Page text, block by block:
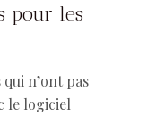
pour les
n’ont pas
le logiciel